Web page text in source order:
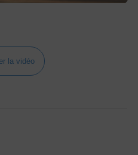
la vidéo